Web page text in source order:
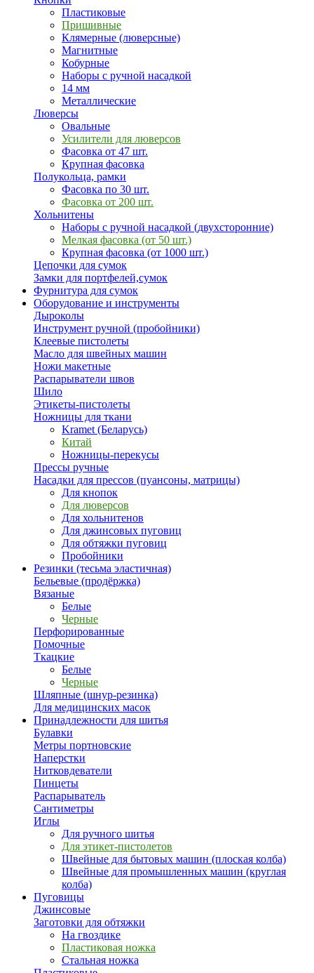
Пластиковые
Пришивные
Клямерные (люверсные)
Магнитные
Кобурные
Наборы с ручной насадкой
14 мм
Металлические
Люверсы
Овальные
Усилители для люверсов
Фасовка от 47 шт.
Крупная фасовка
Полукольца, рамки
Фасовка по 30 шт.
Фасовка от 200 шт.
Хольнитены
Наборы с ручной насадкой (двухсторонние)
Мелкая фасовка (от 50 шт.)
Крупная фасовка (от 1000 шт.)
Цепочки для сумок
Замки для портфелей,сумок
Фурнитура для сумок
Оборудование и инструменты
Дыроколы
Инструмент ручной (пробойники)
Клеевые пистолеты
Масло для швейных машин
Ножи макетные
Распарыватели швов
Шило
Этикеты-пистолеты
Ножницы для ткани
Kramet (Беларусь)
Китай
Ножницы-перекусы
Прессы ручные
Насадки для прессов (пуансоны, матрицы)
Для кнопок
Для люверсов
Для хольнитенов
Для джинсовых пуговиц
Для обтяжки пуговиц
Пробойники
Резинки (тесьма эластичная)
Бельевые (продёржка)
Вязаные
Белые
Черные
Перфорированные
Помочные
Ткацкие
Белые
Черные
Шляпные (шнур-резинка)
Для медицинских масок
Принадлежности для шитья
Булавки
Метры портновские
Наперстки
Нитковдеватели
Пинцеты
Распарыватель
Сантиметры
Иглы
Для ручного шитья
Для этикет-пистолетов
Швейные для бытовых машин (плоская колба)
Швейные для промышленных машин (круглая
колба)
Пуговицы
Джинсовые
Заготовки для обтяжки
На гвоздике
Пластиковая ножка
Стальная ножка